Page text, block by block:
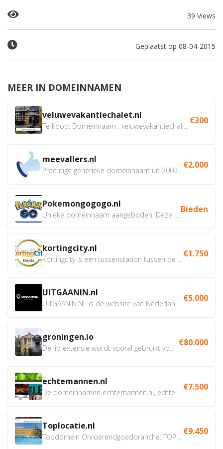
39 Views
Geplaatst op 08-04-2015
MEER IN DOMEINNAMEN
veluwevakantiechalet.nl €300
meevallers.nl €2.000
Pokemongogogo.nl Bieden
kortingcity.nl €1.750
UITGAANIN.nl €5.000
groningen.io €80.000
echtemannen.nl €7.500
Toplocatie.nl €9.450